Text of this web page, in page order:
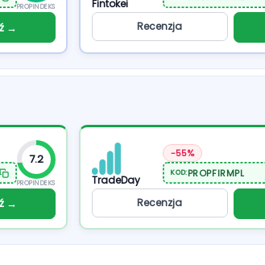
PROPINDEKS
→
Fintokei
Recenzja
7.2
PROPINDEKS
→
TradeDay
-55%
KOD:PROPFIRMPL
Recenzja